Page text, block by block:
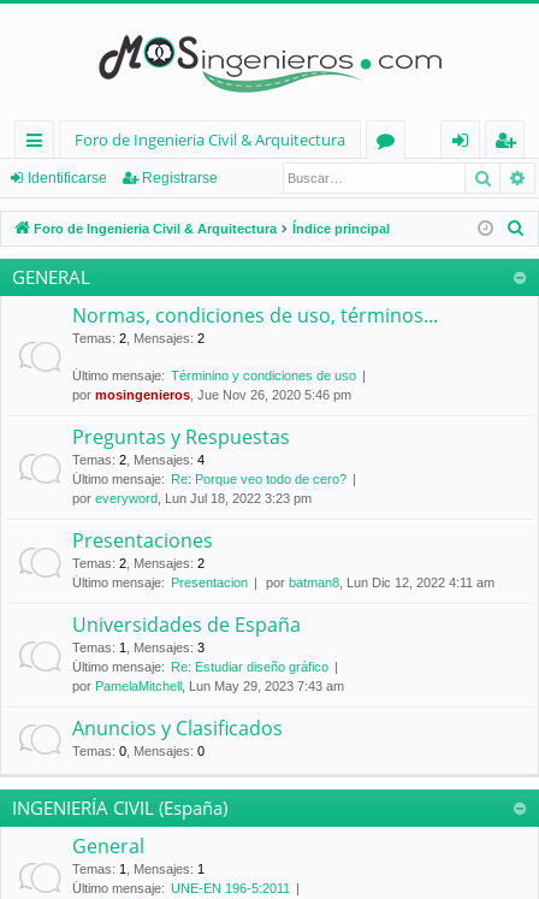
nl
ac
es
rá
d
Foro de Ingenieria Civil & Arquitectura
os
nt
ifi
eg
ist
ra
Identificarse Registrarse
Foro de Ingenieria Civil & Arquitectura Índice principal
GENERAL
Normas, condiciones de uso, términos...
Temas: 2 Mensajes: 2
Último mensaje: Términino y condiciones de uso
por mosingenieros , Jue Nov 26, 2020 5:46 pm
Preguntas y Respuestas
Temas: 2 Mensajes: 4
Último mensaje: Re: Porque veo todo de cero?
por everyword , Lun Jul 18, 2022 3:23 pm
Presentaciones
Temas: 2 Mensajes: 2
Último mensaje: Presentacion por batman8 , Lun Dic 12, 2022 4:11 am
Universidades de España
Temas: 1 Mensajes: 3
Último mensaje: Re: Estudiar diseño gráfico
por PamelaMitchell , Lun May 29, 2023 7:43 am
Anuncios y Clasificados
Temas: 0 Mensajes: 0
INGENIERÍA CIVIL (España)
General
Temas: 1 Mensajes: 1
Último mensaje: UNE-EN 196-5:2011